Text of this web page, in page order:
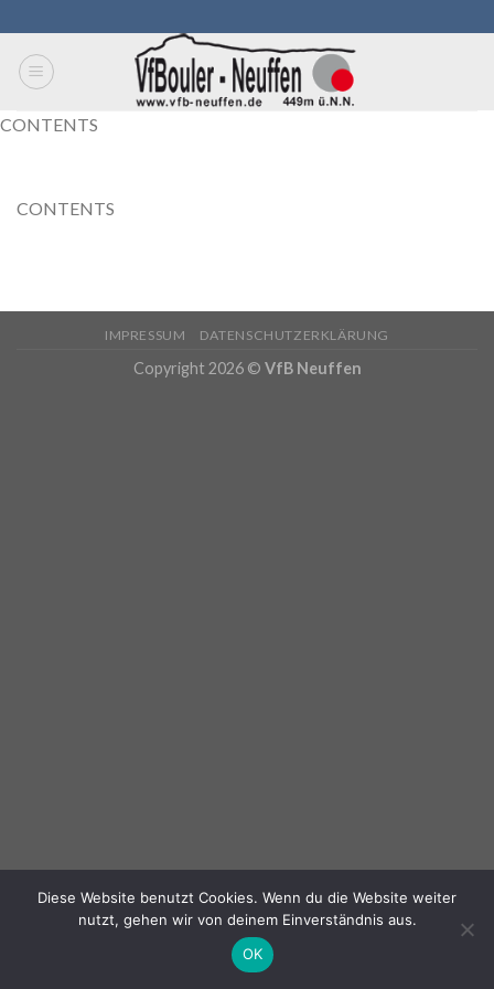
to
content
CONTENTS
CONTENTS
IMPRESSUM DATENSCHUTZERKLÄRUNG
Copyright 2026 © VfB Neuffen
Diese Website benutzt Cookies. Wenn du die Website weiter
nutzt, gehen wir von deinem Einverständnis aus.
OK